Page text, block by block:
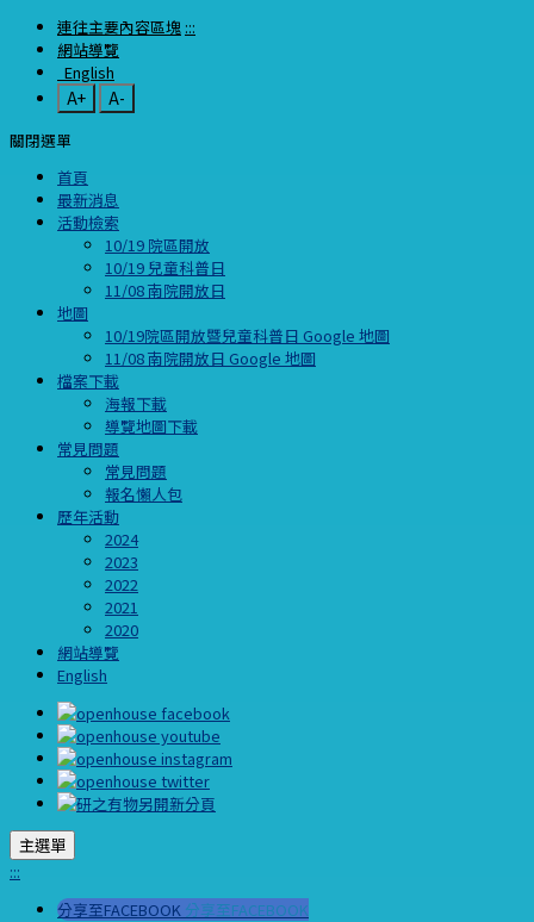
連往主要內容區塊 :::
網站導覽
English
A+
A-
關閉選單
首頁
最新消息
活動檢索
10/19 院區開放
10/19 兒童科普日
11/08 南院開放日
地圖
10/19院區開放暨兒童科普日 Google 地圖
11/08 南院開放日 Google 地圖
檔案下載
海報下載
導覽地圖下載
常見問題
常見問題
報名懶人包
歷年活動
2024
2023
2022
2021
2020
網站導覽
English
主選單
:::
分享至FACEBOOK 分享至FACEBOOK